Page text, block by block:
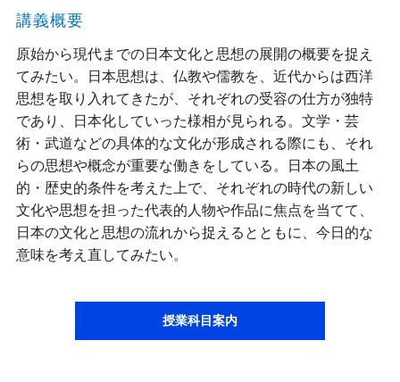
講義概要
原始から現代までの日本文化と思想の展開の概要を捉え
てみたい。日本思想は、仏教や儒教を、近代からは西洋
思想を取り入れてきたが、それぞれの受容の仕方が独特
であり、日本化していった様相が見られる。文学・芸
術・武道などの具体的な文化が形成される際にも、それ
らの思想や概念が重要な働きをしている。日本の風土
的・歴史的条件を考えた上で、それぞれの時代の新しい
文化や思想を担った代表的人物や作品に焦点を当てて、
日本の文化と思想の流れから捉えるとともに、今日的な
意味を考え直してみたい。
授業科目案内